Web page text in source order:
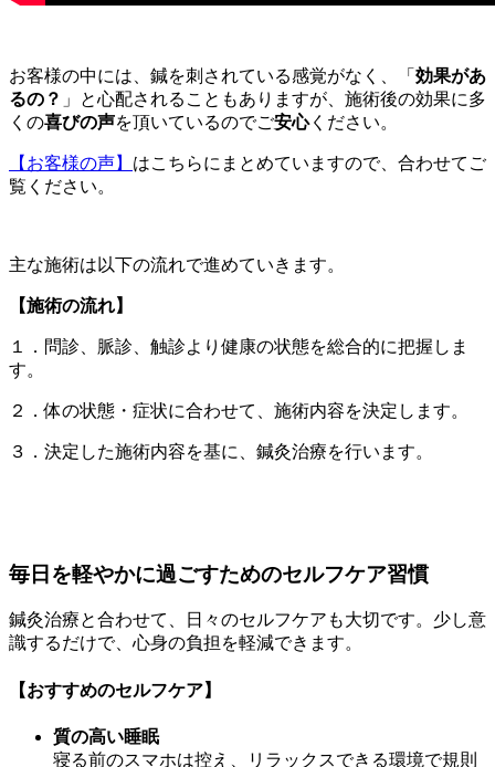
お客様の中には、鍼を刺されている感覚がなく、「 効果があ
るの？ 」と心配されることもありますが、施術後の効果に多
くの喜びの声を頂いているのでご安心ください。
【お客様の声】 はこちらにまとめていますので、合わせてご
覧ください。
主な施術は以下の流れで進めていきます。
【施術の流れ】
１．問診、脈診、触診より健康の状態を総合的に把握しま
す。
２．体の状態・症状に合わせて、施術内容を決定します。
３．決定した施術内容を基に、鍼灸治療を行います。
毎日を軽やかに過ごすためのセルフケア習慣
鍼灸治療と合わせて、日々のセルフケアも大切です。少し意
識するだけで、心身の負担を軽減できます。
【おすすめのセルフケア】
質の高い睡眠
寝る前のスマホは控え、リラックスできる環境で規則